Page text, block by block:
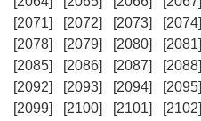
[2071]
[2072] [2073] [2074]
[2078]
[2079] [2080] [2081]
[2085]
[2086] [2087] [2088]
[2092]
[2093] [2094] [2095]
[2099]
[2100] [2101] [2102]